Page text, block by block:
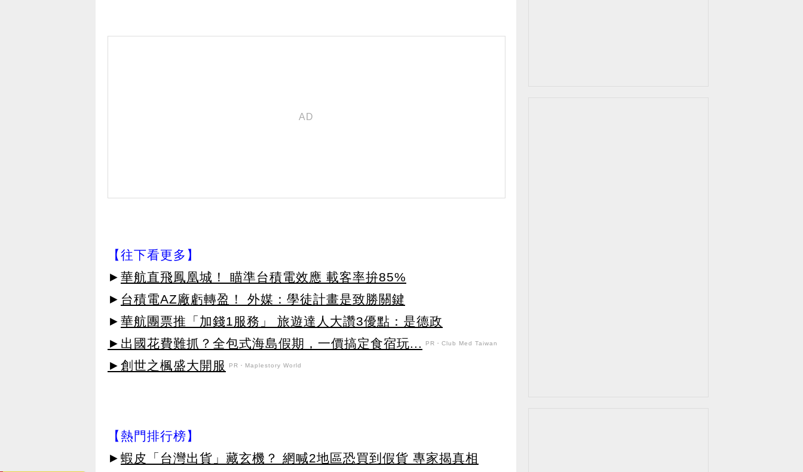
【往下看更多】
► 華航直飛鳳凰城！ 瞄準台積電效應 載客率拚85%
► 台積電AZ廠虧轉盈！ 外媒：學徒計畫是致勝關鍵
► 華航團票推「加錢1服務」 旅遊達人大讚3優點：是德政
►出國花費難抓？全包式海島假期，一價搞定食宿玩...
PR・Club Med Taiwan
►創世之楓盛大開服 PR・Maplestory World
【熱門排行榜】
► 蝦皮「台灣出貨」藏玄機？ 網喊2地區恐買到假貨 專家揭真相